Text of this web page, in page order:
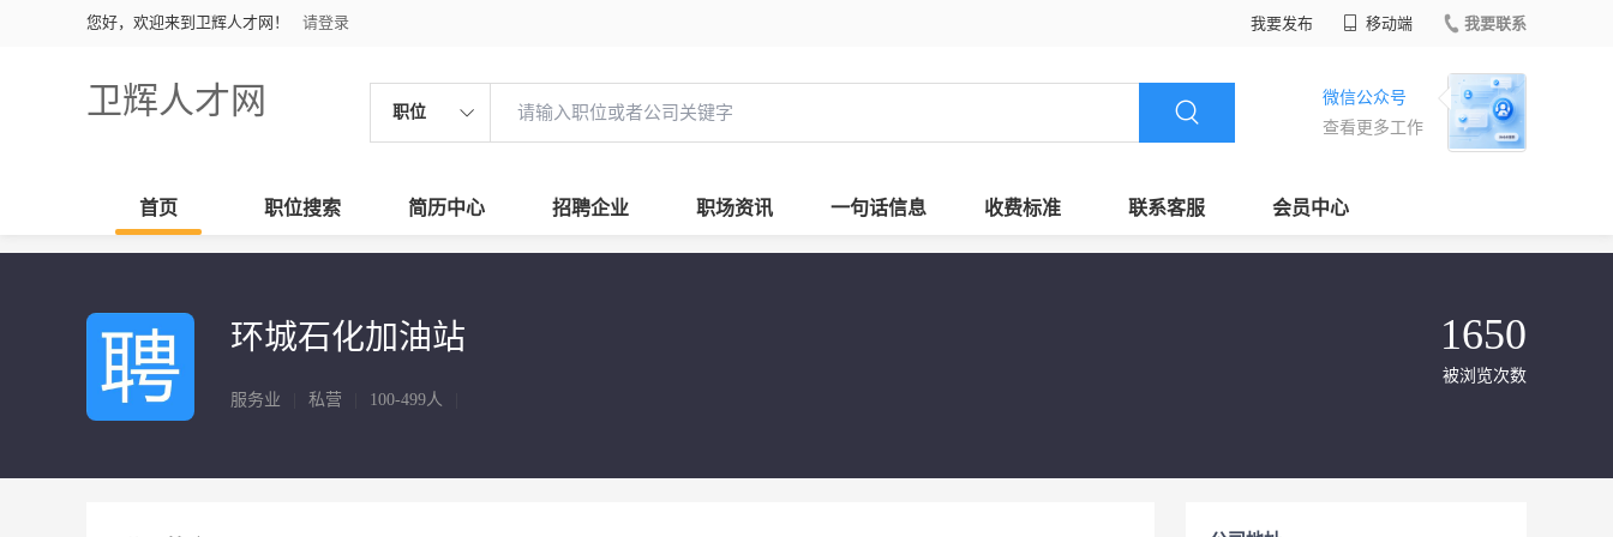
您好，欢迎来到卫辉人才网！ 请登录 我要发布 移动端 我要联系
卫辉人才网 职位
微信公众号
查看更多工作
首页 职位搜索 简历中心 招聘企业 职场资讯 一句话信息 收费标准 联系客服 会员中心
环城石化加油站
服务业 私营 100-499人
1650
被浏览次数